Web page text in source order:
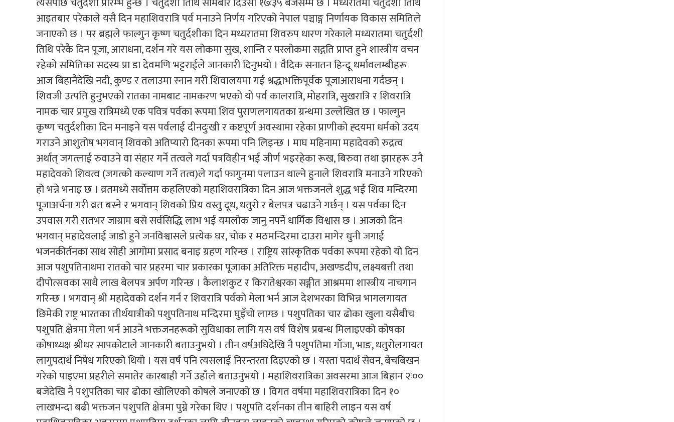
आइतबार परेकाले यसै दिन महाशिवरात्रि पर्व मनाउने निर्णय गरिएको नेपाल पञ्चाङ्ग निर्णायक विकास समितिले
जनाएको छ । पर ब्रह्मले फाल्गुन कृष्ण चतुर्दशीका दिन मध्यरातमा शिवरुप धारण गरेकाले मध्यरातमा चतुर्दशी
तिथि परेकै दिन पूजा, आराधना, दर्शन गरे यस लोकमा सुख, शान्ति र परलोकमा सद्गति प्राप्त हुने शास्त्रीय वचन
रहेको समितिका सदस्य प्रा डा देवमणि भट्टराईले जानकारी दिनुभयो । वैदिक सनातन हिन्दू धर्मावलम्बीहरू
आज बिहानैदेखि नदी, कुण्ड र तलाउमा स्नान गरी शिवालयमा गई श्रद्धाभक्तिपूर्वक पूजाआराधना गर्दछन् ।
शिवजी उत्पत्ति हुनुभएको रातका नामबाट नामकरण भएको यो पर्व कालरात्रि, मोहरात्रि, सुखरात्रि र शिवरात्रि
नामक चार प्रमुख रात्रिमध्ये एक पवित्र पर्वका रूपमा शिव पुराणलगायतका ग्रन्थमा उल्लेखित छ । फाल्गुन
कृष्ण चतुर्दशीका दिन मनाइने यस पर्वलाई दीनदुःखी र कष्टपूर्ण अवस्थामा रहेका प्राणीको ह्दयमा धर्मको उदय
गराउने आशुतोष भगवान् शिवको अतिप्यारो दिनका रूपमा पनि लिइन्छ । माघ महिनामा महादेवको रुद्रत्व
अर्थात् जगत्लाई रुवाउने वा संहार गर्ने तत्वले गर्दा पत्रविहीन भई जीर्ण भइरहेका रूख, बिरुवा तथा झारहरू उनै
महादेवको शिवत्व (जगत्को कल्याण गर्ने तत्व)ले गर्दा फागुनमा पलाउन थाल्ने हुनाले शिवरात्रि मनाउने गरिएको
हो भन्ने भनाइ छ । व्रतमध्ये सर्वोत्तम कहलिएको महाशिवरात्रिका दिन आज भक्तजनले शुद्ध भई शिव मन्दिरमा
पूजाअर्चना गरी व्रत बस्ने र भगवान् शिवको प्रिय वस्तु दूध, धतुरो र बेलपत्र चढाउने गर्छन् । यस पर्वका दिन
उपवास गरी रातभर जाग्राम बसे सर्वसिद्धि लाभ भई यमलोक जानु नपर्ने धार्मिक विश्वास छ । आजको दिन
भगवान् महादेवलाई जाडो हुने जनविश्वासले प्रत्येक घर, चोक र मठमन्दिरमा दाउरा मागेर धुनी जगाई
भजनकीर्तनका साथ सोही आगोमा प्रसाद बनाइ ग्रहण गरिन्छ । राष्ट्रिय सांस्कृतिक पर्वका रूपमा रहेको यो दिन
आज पशुपतिनाथमा रातको चार प्रहरमा चार प्रकारका पूजाका अतिरिक्त महादीप, अखण्डदीप, लक्ष्यबत्ती तथा
दीपोत्सवका साथै लाख बेलपत्र अर्पण गरिन्छ । कैलाशकुट र किरातेश्वरका सङ्गीत आश्रममा शास्त्रीय नाचगान
गरिन्छ । भगवान् श्री महादेवको दर्शन गर्न र शिवरात्रि पर्वको मेला भर्न आज देशभरका विभिन्न भागलगायत
छिमेकी राष्ट्र भारतका तीर्थयात्रीको पशुपतिनाथ मन्दिरमा घुइँचो लाग्छ । पशुपतिका चार ढोका खुला यसैबीच
पशुपति क्षेत्रमा मेला भर्न आउने भक्तजनहरूको सुविधाका लागि यस वर्ष विशेष प्रबन्ध मिलाइएको कोषका
कोषाध्यक्ष श्रीधर सापकोटाले जानकारी बताउनुभयो । तीन वर्षअघिदेखि नै पशुपतिमा गाँजा, भाङ, धतुरोलगायत
लागुपदार्थ निषेध गरिएको थियो । यस वर्ष पनि त्यसलाई निरन्तरता दिइएको छ । यस्ता पदार्थ सेवन, बेचबिखन
गरेको पाइएमा प्रहरीले समातेर कारबाही गर्ने उहाँले बताउनुभयो । महाशिवरात्रिका अवसरमा आज बिहान २ः००
बजेदेखि नै पशुपतिका चार ढोका खोलिएको कोषले जनाएको छ । विगत वर्षमा महाशिवरात्रिका दिन १०
लाखभन्दा बढी भक्तजन पशुपति क्षेत्रमा पुग्ने गरेका थिए । पशुपति दर्शनका तीन बाहिरी लाइन यस वर्ष